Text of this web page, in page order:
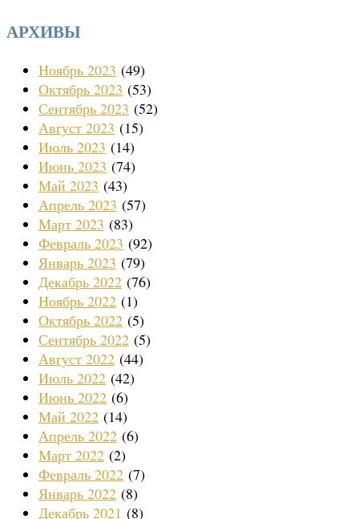
АРХИВЫ
Ноябрь 2023 (49)
Октябрь 2023 (53)
Сентябрь 2023 (52)
Август 2023 (15)
Июль 2023 (14)
Июнь 2023 (74)
Май 2023 (43)
Апрель 2023 (57)
Март 2023 (83)
Февраль 2023 (92)
Январь 2023 (79)
Декабрь 2022 (76)
Ноябрь 2022 (1)
Октябрь 2022 (5)
Сентябрь 2022 (5)
Август 2022 (44)
Июль 2022 (42)
Июнь 2022 (6)
Май 2022 (14)
Апрель 2022 (6)
Март 2022 (2)
Февраль 2022 (7)
Январь 2022 (8)
Декабрь 2021 (8)